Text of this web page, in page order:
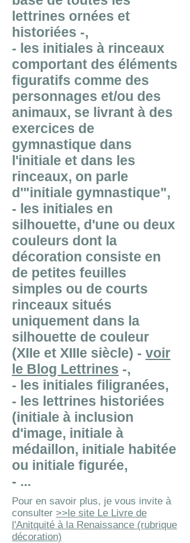
lettrines ornées et
historiées -,
- les initiales à rinceaux
comportant des éléments
figuratifs comme des
personnages et/ou des
animaux, se livrant à des
exercices de
gymnastique dans
l'initiale et dans les
rinceaux, on parle
d'"initiale gymnastique",
- les initiales en
silhouette, d'une ou deux
couleurs dont la
décoration consiste en
de petites feuilles
simples ou de courts
rinceaux situés
uniquement dans la
silhouette de couleur
(XIIe et XIIIe siècle) - voir
le Blog Lettrines -,
- les initiales filigranées,
- les lettrines historiées
(initiale à inclusion
d'image, initiale à
médaillon, initiale habitée
ou initiale figurée,
- ...
Pour en savoir plus, je vous invite à
consulter >>le site Le Livre de
l'Anitquité à la Renaissance (rubrique
décoration)